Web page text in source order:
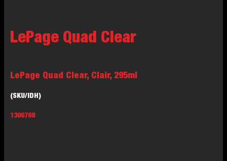
LePage Quad Clear
LePage Quad Clear, Clair, 295ml
(SKU/IDH)
1306768